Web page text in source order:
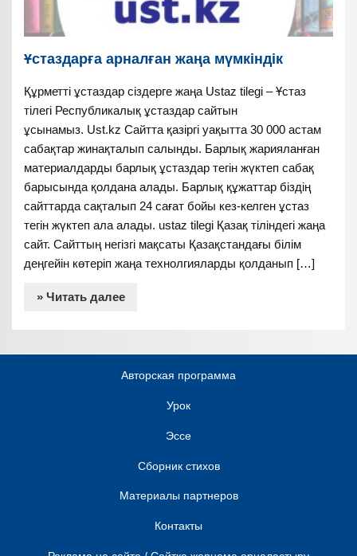
Ұстаздарға арналған жаңа мүмкіндік
Құрметті ұстаздар сіздерге жаңа Ustaz tilegi – Ұстаз
тілегі Республикалық ұстаздар сайтын
ұсынамыз. Ust.kz Сайтта қазіргі уақытта 30 000 астам
сабақтар жинақталып салынды. Барлық жарияланған
материалдарды барлық ұстаздар тегін жүктеп сабақ
барысында қолдана алады. Барлық құжаттар біздің
сайттарда сақталып 24 сағат бойы кез-келген ұстаз
тегін жүктеп ала алады. ustaz tilegi Қазақ тіліндегі жаңа
сайт. Сайттың негізгі мақсаты Қазақстандағы білім
деңгейін көтеріп жаңа технолгияларды қолданып […]
» Читать далее
Авторская программа
Урок
Эссе
Сборник стихов
Материалы партнеров
Контакты